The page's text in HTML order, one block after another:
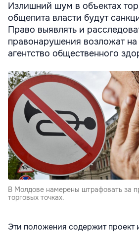
Излишний шум в объектах
общепита власти будут
Право выявлять и
правонарушения возложат
агентство общественного
В Молдове намерены штрафовать за
торговых точках.
Эти положения содержит проект